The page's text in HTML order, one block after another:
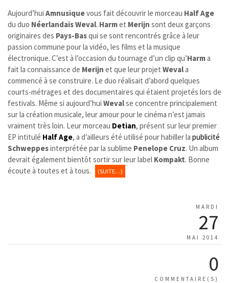
Aujourd’hui Amnusiquevous fait découvrir le morceau Half Age
du duo NéerlandaisWeval. Harmet Merijn sont deux garçons
originaires des Pays-Basqui se sont rencontrés grâce à leur
passion commune pour la vidéo, les films et la musique
électronique. C’est à l’occasion du tournage d’un clip qu’Harma
fait la connaissance de Merijn et que leur projet Wevala
commencé à se construire. Le duo réalisait d’abord quelques
courts-métrages et des documentaires qui étaient projetés lors de
festivals. Même si aujourd’hui Wevalse concentre principalement
sur la création musicale, leur amour pour le cinéma n’est jamais
vraiment très loin. Leur morceau Detian, présent sur leur premier
EP intitulé Half Age, a d’ailleurs été utilisé pour habiller la publicité
Schweppesinterprétée par la sublime Penelope Cruz. Un album
devrait également bientôt sortir sur leur label Kompakt. Bonne
écoute à toutes et à tous.
(SUITE…)
MARDI
27
MAI 2014
0
COMMENTAIRE(S)